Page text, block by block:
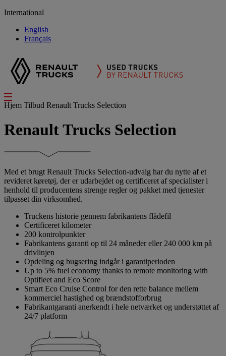
International
English
Français
Hjem Tilbud Renault Trucks Selection
Renault Trucks Selection
Med et brugt Renault Trucks Selection-udvalg har du nytte af et
revideret køretøj, der er udarbejdet og certificeret af specialister i
henhold til producentens strenge regler og pakket med tjenester
tilpasset din virksomhed.
Truckens historie gennem fabrikantens flådefil
Certificeret kilometer
200 kontrolpunkter
Fabrikantens garanti op til 24 måneder eller 240 000 km på
drivlinjen
Opdeling og bugsering indgår i garantiperioden
Up to 5% fuel economy thanks to remote monitoring with
Optifleet and Eco Score
Smart Eco Cruise Control for den rette balance mellem
kommerciel hastighed og brændstofforbrug
Fabrikantgaranti anerkendt i hele netværket og understøttet af
24/7 platform